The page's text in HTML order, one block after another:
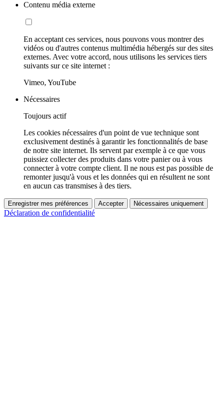
Contenu média externe
En acceptant ces services, nous pouvons vous montrer des
vidéos ou d'autres contenus multimédia hébergés sur des sites
externes. Avec votre accord, nous utilisons les services tiers
suivants sur ce site internet :
Vimeo, YouTube
Nécessaires
Toujours actif
Les cookies nécessaires d'un point de vue technique sont
exclusivement destinés à garantir les fonctionnalités de base
de notre site internet. Ils servent par exemple à ce que vous
puissiez collecter des produits dans votre panier ou à vous
connecter à votre compte client. Il ne nous est pas possible de
remonter jusqu'à vous et les données qui en résultent ne sont
en aucun cas transmises à des tiers.
Enregistrer mes préférences Accepter Nécessaires uniquement
Déclaration de confidentialité